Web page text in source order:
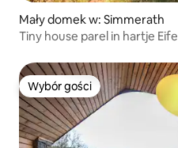
Mały domek w: Simmerath
Tiny house parel in hartje Eifel
Wybór gości
Wybór gości